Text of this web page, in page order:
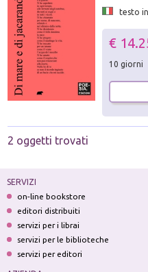
testo
€
10 giorni
2 oggetti trovati
SERVIZI
on-line bookstore
editori distribuiti
servizi per i librai
servizi per le biblioteche
servizi per editori